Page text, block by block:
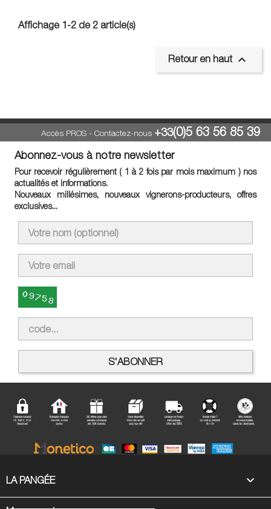
Affichage 1-2 de 2 article(s)
Retour en haut 
Accès PROS- Contactez-nous +33(0)5 63 56 85 39
Abonnez-vous à notre newsletter
Pour recevoir régulièrement ( 1 à 2 fois par mois maximum ) nos
actualités et informations.
Nouveaux millésimes, nouveaux vignerons-producteurs, offres
exclusives...
LA PANGÉE 